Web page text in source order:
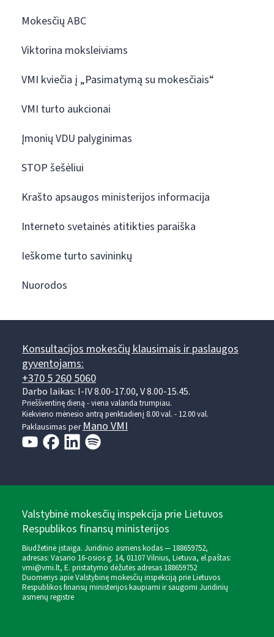
Mokesčių ABC
Viktorina moksleiviams
VMI kviečia į „Pasimatymą su mokesčiais“
VMI turto aukcionai
Įmonių VDU palyginimas
STOP šešėliui
Krašto apsaugos ministerijos informacija
Interneto svetainės atitikties paraiška
Ieškome turto savininkų
Nuorodos
Konsultacijos mokesčių klausimais ir paslaugos
gyventojams:
+370 5 260 5060
Darbo laikas: I-IV 8.00-17.00, V 8.00-15.45.
Prieššventinę dieną - viena valanda trumpiau.
Kiekvieno mėnesio antrą penktadienį 8.00 val. - 12.00 val.
Paklausimas perMano VMI
Valstybinė mokesčių inspekcija prie Lietuvos
Respublikos finansų ministerijos
Biudžetinė įstaiga. Juridinio asmens kodas — 188659752,
adresas: Vasario 16-osios g. 14, 01107 Vilnius, Lietuva, el.paštas:
vmi@vmi.lt, E. pristatymo dėžutės adresas 188659752
Duomenys apie Valstybinę mokesčių inspekciją prie Lietuvos
Respublikos finansų ministerijos kaupiami ir saugomi Juridinių
asmenų registre